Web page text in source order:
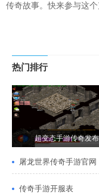
传奇故事。快来参与这
热门排行
超变态手游传奇发
屠龙世界传奇手游官网
传奇手游开服表